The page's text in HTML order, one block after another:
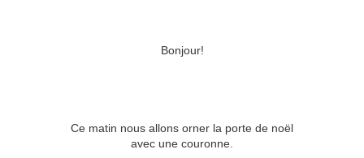
Bonjour!
Ce matin nous allons orner la porte de noël
avec une couronne.